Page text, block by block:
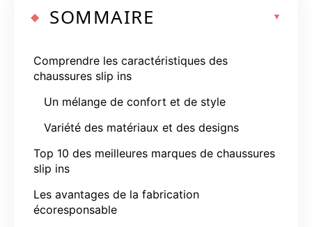
SOMMAIRE
Comprendre les caractéristiques des
chaussures slip ins
Un mélange de confort et de style
Variété des matériaux et des designs
Top 10 des meilleures marques de chaussures
slip ins
Les avantages de la fabrication
écoresponsable